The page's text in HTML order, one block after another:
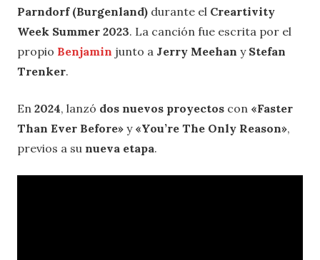
Parndorf (Burgenland) durante el Creartivity
Week Summer 2023. La canción fue escrita por el
propio Benjamin junto a Jerry Meehan y Stefan
Trenker.
En 2024, lanzó dos nuevos proyectos con «Faster
Than Ever Before» y «You’re The Only Reason»,
previos a su nueva etapa.